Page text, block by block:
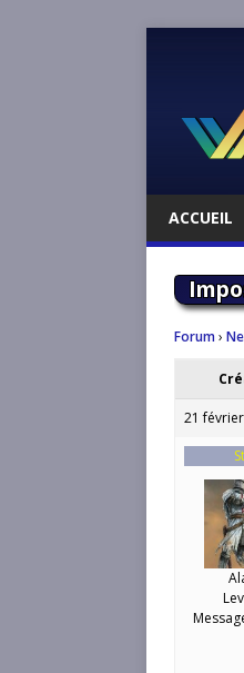
ACCUEIL
Forum›
21